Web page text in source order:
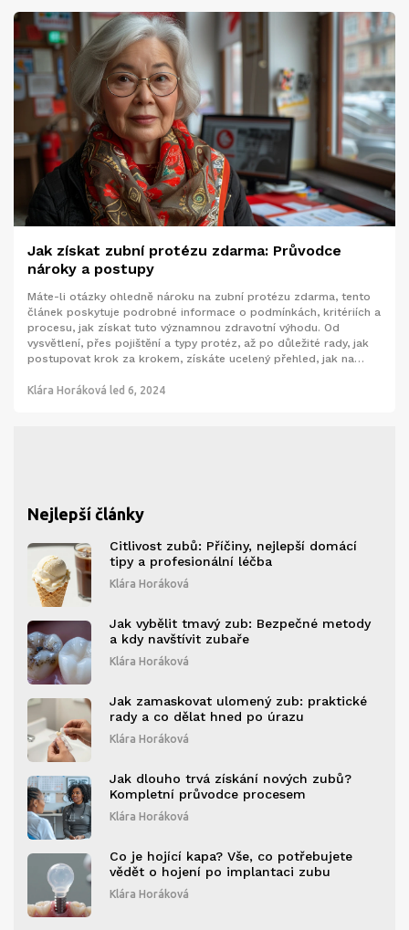
Jak získat zubní protézu zdarma: Průvodce
nároky a postupy
Máte-li otázky ohledně nároku na zubní protézu zdarma, tento
článek poskytuje podrobné informace o podmínkách, kritériích a
procesu, jak získat tuto významnou zdravotní výhodu. Od
vysvětlení, přes pojištění a typy protéz, až po důležité rady, jak
postupovat krok za krokem, získáte ucelený přehled, jak na
Klára Horáková led 6, 2024
Nejlepší články
Citlivost zubů: Příčiny, nejlepší domácí
tipy a profesionální léčba
Klára Horáková
Jak vybělit tmavý zub: Bezpečné metody
a kdy navštívit zubaře
Klára Horáková
Jak zamaskovat ulomený zub: praktické
rady a co dělat hned po úrazu
Klára Horáková
Jak dlouho trvá získání nových zubů?
Kompletní průvodce procesem
Klára Horáková
Co je hojící kapa? Vše, co potřebujete
vědět o hojení po implantaci zubu
Klára Horáková